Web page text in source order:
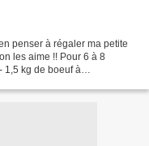
penser à régaler ma petite
les aime !! Pour 6 à 8
1,5 kg de boeuf à